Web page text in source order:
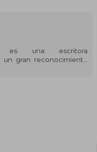
es una escritora
gran reconocimiento
principalmente por su
y Telecomunicaciones en